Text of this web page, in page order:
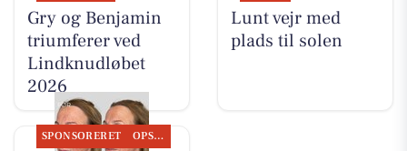
Gry og Benjamin
triumferer ved
Lindknudløbet
2026
Lunt vejr med
plads til solen
SPONSORERET OPSLAGSTAVLEN